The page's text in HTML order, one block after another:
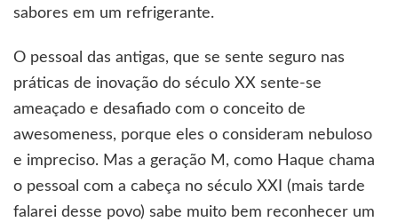
sabores em um refrigerante.
O pessoal das antigas, que se sente seguro nas
práticas de inovação do século XX sente-se
ameaçado e desafiado com o conceito de
awesomeness, porque eles o consideram nebuloso
e impreciso. Mas a geração M, como Haque chama
o pessoal com a cabeça no século XXI (mais tarde
falarei desse povo) sabe muito bem reconhecer um